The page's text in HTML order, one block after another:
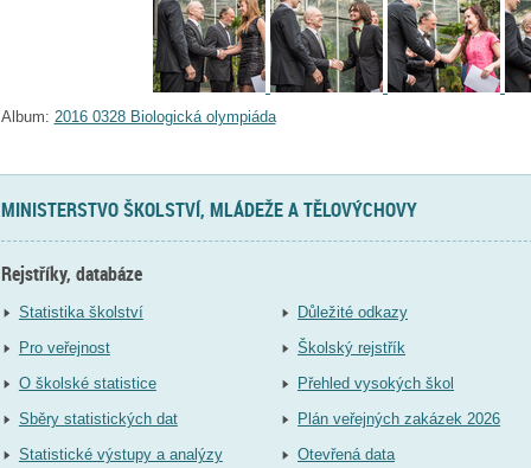
Album: 2016 0328 Biologická olympiáda
MINISTERSTVO ŠKOLSTVÍ, MLÁDEŽE A TĚLOVÝCHOVY
Rejstříky, databáze
Statistika školství
Pro veřejnost
O školské statistice
Sběry statistických dat
Statistické výstupy a analýzy
Důležité odkazy
Školský rejstřík
Přehled vysokých škol
Plán veřejných zakázek 2026
Otevřená data